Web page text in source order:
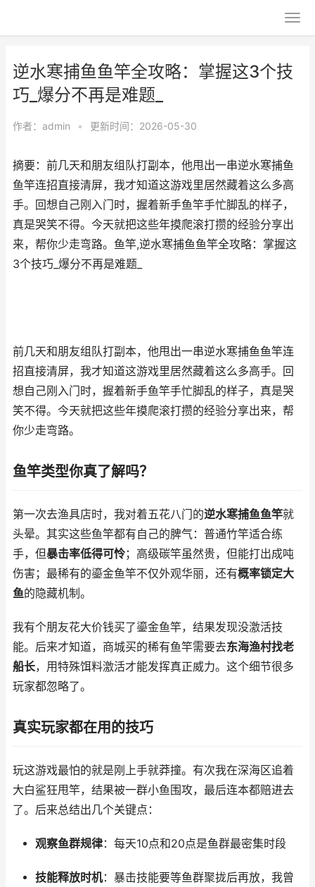
逆水寒捕鱼鱼竿全攻略：掌握这3个技
巧_爆分不再是难题_
作者： admin • 更新时间：2026-05-30
摘要：前几天和朋友组队打副本，他甩出一串逆水寒捕鱼
鱼竿连招直接清屏，我才知道这游戏里居然藏着这么多高
手。回想自己刚入门时，握着新手鱼竿手忙脚乱的样子，
真是哭笑不得。今天就把这些年摸爬滚打攒的经验分享出
来，帮你少走弯路。鱼竿,逆水寒捕鱼鱼竿全攻略：掌握这
3个技巧_爆分不再是难题_
前几天和朋友组队打副本，他甩出一串逆水寒捕鱼鱼竿连
招直接清屏，我才知道这游戏里居然藏着这么多高手。回
想自己刚入门时，握着新手鱼竿手忙脚乱的样子，真是哭
笑不得。今天就把这些年摸爬滚打攒的经验分享出来，帮
你少走弯路。
鱼竿类型你真了解吗？
第一次去渔具店时，我对着五花八门的逆水寒捕鱼鱼竿就
头晕。其实这些鱼竿都有自己的脾气：普通竹竿适合练
手，但暴击率低得可怜；高级碳竿虽然贵，但能打出成吨
伤害；最稀有的鎏金鱼竿不仅外观华丽，还有概率锁定大
鱼的隐藏机制。
我有个朋友花大价钱买了鎏金鱼竿，结果发现没激活技
能。后来才知道，商城买的稀有鱼竿需要去东海渔村找老
船长，用特殊饵料激活才能发挥真正威力。这个细节很多
玩家都忽略了。
真实玩家都在用的技巧
玩这游戏最怕的就是刚上手就莽撞。有次我在深海区追着
大白鲨狂甩竿，结果被一群小鱼围攻，最后连本都赔进去
了。后来总结出几个关键点：
观察鱼群规律：每天10点和20点是鱼群最密集时段
技能释放时机：暴击技能要等鱼群聚拢后再放，我曾